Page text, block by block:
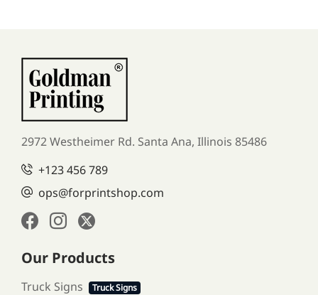
2972 Westheimer Rd. Santa Ana, Illinois 85486
+123 456 789
ops@forprintshop.com
Our Products
Truck Signs Truck Signs